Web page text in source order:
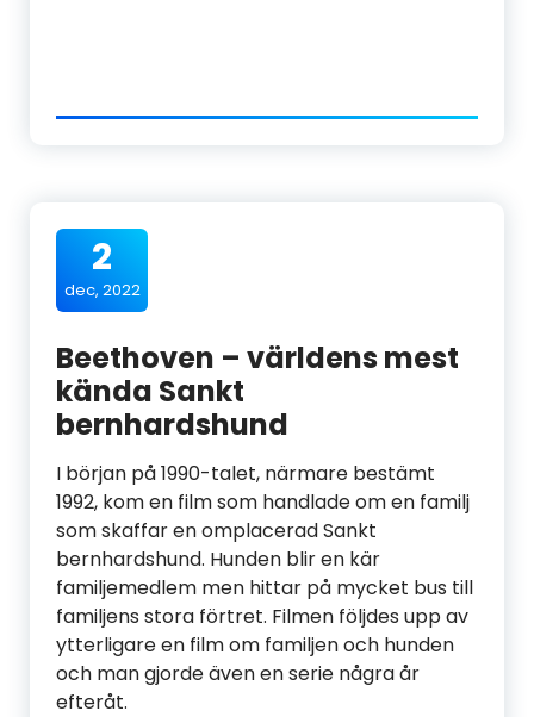
2
dec, 2022
Beethoven – världens mest
kända Sankt
bernhardshund
I början på 1990-talet, närmare bestämt
1992, kom en film som handlade om en familj
som skaffar en omplacerad Sankt
bernhardshund. Hunden blir en kär
familjemedlem men hittar på mycket bus till
familjens stora förtret. Filmen följdes upp av
ytterligare en film om familjen och hunden
och man gjorde även en serie några år
efteråt.